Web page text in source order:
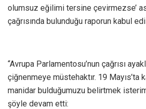
olumsuz eğilimi tersine çevirmezse’
çağrısında bulunduğu raporun kabul
“Avrupa Parlamentosu’nun çağrısı
çiğnenmeye müstehaktır. 19 Mayıs’ta
manidar bulduğumuzu belirtmek
şöyle devam etti: